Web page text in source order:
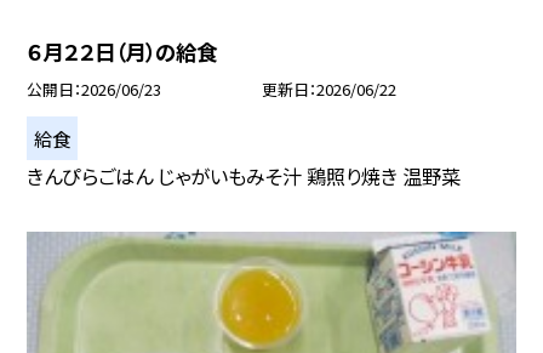
６月２２日（月）の給食
公開日 2026/06/23 更新日 2026/06/22
給食
きんぴらごはん じゃがいもみそ汁 鶏照り焼き 温野菜